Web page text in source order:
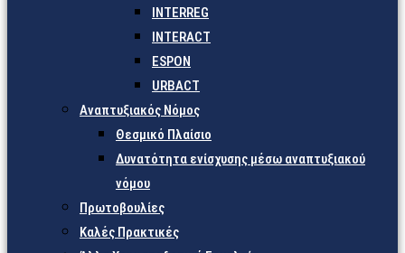
INTERREG
INTERACT
ESPON
URBACT
Αναπτυξιακός Νόμος
Θεσμικό Πλαίσιο
Δυνατότητα ενίσχυσης μέσω αναπτυξιακού
νόμου
Πρωτοβουλίες
Καλές Πρακτικές